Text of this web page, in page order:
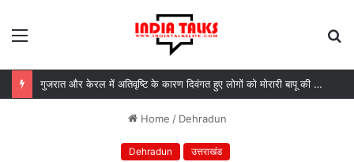
गुजरात और केरल में अतिवृष्टि के कारण दिवंगत हुए लोगों को मोरारी बापू की श्रद्धांजलि और उनके परिजनों को सहायता
Home / Dehradun
Dehradun उत्तराखंड